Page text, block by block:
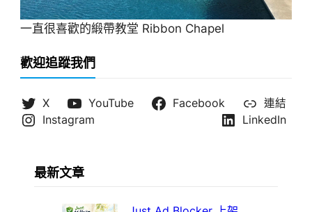
一直很喜歡的緞帶教堂 Ribbon Chapel
歡迎追蹤我們
X YouTube Facebook
連結
Instagram
LinkedIn
最新文章